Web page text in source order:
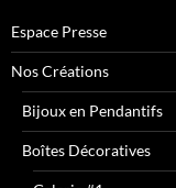
Espace Presse
Nos Créations
Bijoux en Pendantifs
Boîtes Décoratives